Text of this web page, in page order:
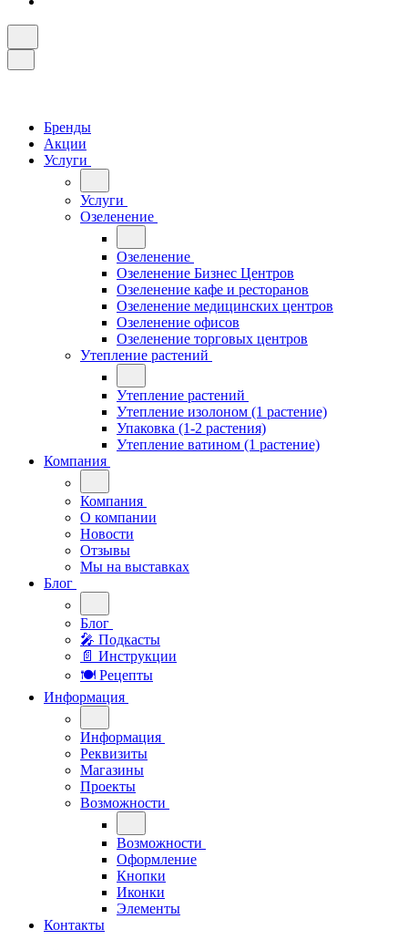
Бренды
Акции
Услуги
Услуги
Озеленение
Озеленение
Озеленение Бизнес Центров
Озеленение кафе и ресторанов
Озеленение медицинских центров
Озеленение офисов
Озеленение торговых центров
Утепление растений
Утепление растений
Утепление изолоном (1 растение)
Упаковка (1-2 растения)
Утепление ватином (1 растение)
Компания
Компания
О компании
Новости
Отзывы
Мы на выставках
Блог
Блог
🎤︎︎ Подкасты
📄 Инструкции
🍽 Рецепты
Информация
Информация
Реквизиты
Магазины
Проекты
Возможности
Возможности
Оформление
Кнопки
Иконки
Элементы
Контакты